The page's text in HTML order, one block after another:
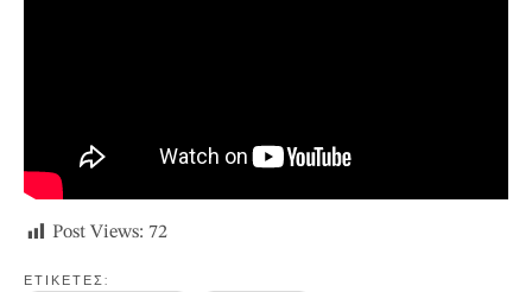
Post Views: 72
ΕΤΙΚΕΤΕΣ: